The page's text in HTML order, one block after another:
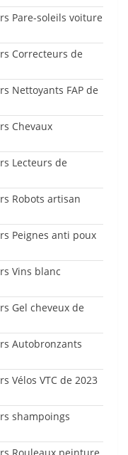
Pare-soleils voiture
Correcteurs de
Nettoyants FAP de
Chevaux
Lecteurs de
Robots artisan
Peignes anti poux
Vins blanc
Gel cheveux de
Autobronzants
Vélos VTC de 2023
shampoings